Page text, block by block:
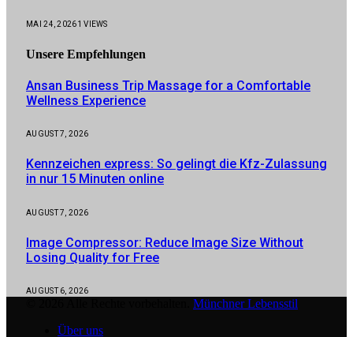
MAI 24, 20261VIEWS
Unsere Empfehlungen
Ansan Business Trip Massage for a Comfortable
Wellness Experience
AUGUST 7, 2026
Kennzeichen express: So gelingt die Kfz-Zulassung
in nur 15 Minuten online
AUGUST 7, 2026
Image Compressor: Reduce Image Size Without
Losing Quality for Free
AUGUST 6, 2026
Münchner Lebensstil
Über uns